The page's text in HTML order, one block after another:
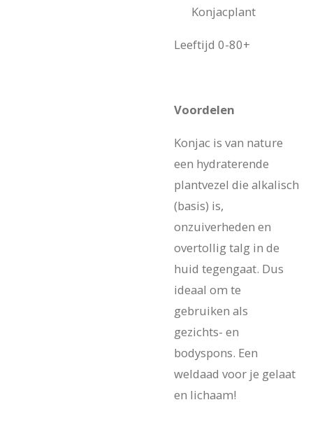
Konjacplant
Leeftijd 0-80+
Voordelen
Konjac is van nature
een hydraterende
plantvezel die alkalisch
(basis) is,
onzuiverheden en
overtollig talg in de
huid tegengaat. Dus
ideaal om te
gebruiken als
gezichts- en
bodyspons. Een
weldaad voor je gelaat
en lichaam!